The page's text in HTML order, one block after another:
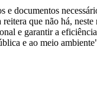
e documentos
que não há,
e garantir a
e ao meio